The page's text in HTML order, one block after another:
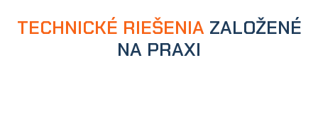
TECHNICKÉ RIEŠENIAZALOŽENÉ
NA PRAXI